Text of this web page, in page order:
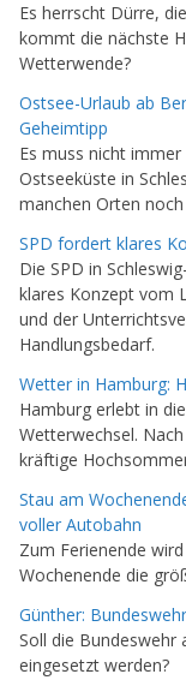
Es herrscht Dürre,
kommt die nächste
Wetterwende?
Ostsee-Urlaub ab
Geheimtipp
Es muss nicht
Ostseeküste in
manchen Orten
SPD fordert klares
Die SPD in
klares Konzept vom
und der
Handlungsbedarf.
Wetter in Hamburg:
Hamburg erlebt in
Wetterwechsel.
kräftige
Stau am
voller Autobahn
Zum Ferienende
Wochenende die
Günther:
Soll die Bundeswehr
eingesetzt werden?